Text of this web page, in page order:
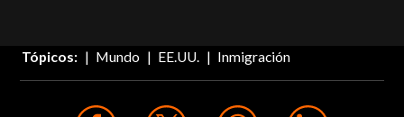
Tópicos: Mundo EE.UU. Inmigración